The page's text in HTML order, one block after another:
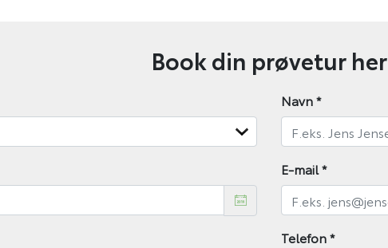
Book din prøvetur her
Navn*
E-mail*
Telefon*